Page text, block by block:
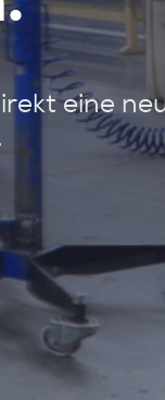
eine